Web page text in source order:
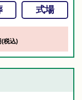
式場
(税込)